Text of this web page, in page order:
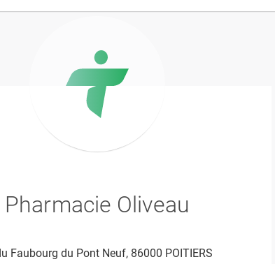
Pharmacie Oliveau
Faubourg du Pont Neuf, 86000 POITIERS